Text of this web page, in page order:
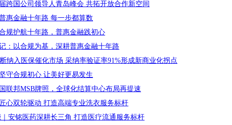
跨国公司领导人青岛峰会 共拓开放合作新空间
惠金融十年路 每一步都算数
规护航十年路，普惠金融践初心
：以合规为基，深耕普惠金融十年路
纳入医保催化市场 采纳率验证率91%形成新商业化拐点
守合规初心 让美好更易发生
联邦MSB牌照，全球化结算中心布局再提速
心双轮驱动 打造高端专业洗衣服务标杆
安铭医药深耕长三角 打造医疗流通服务标杆